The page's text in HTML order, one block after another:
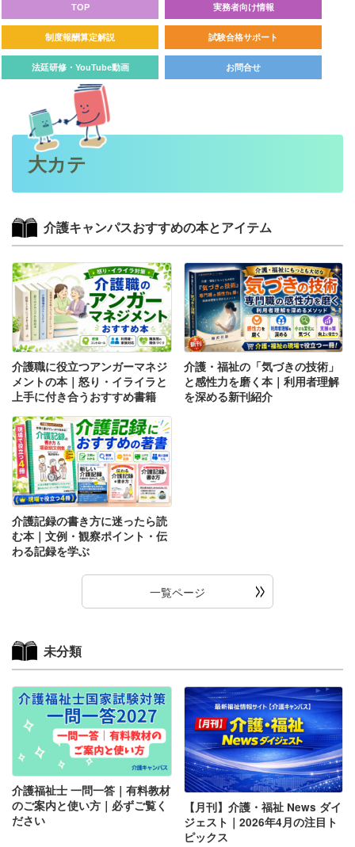
TOP 実務者向け情報
制度報酬算定解説 試験合格サポート
法廷研修・YouTube動画 お問合せ
大カテ
介護キャンパスおすすめの本とアイテム
介護職に役立つアンガーマネジ
メントの本｜怒り・イライラと
上手に付き合うおすすめ書籍
介護・福祉の「気づきの技術」
と感性力を磨く本｜利用者理解
を深める新刊紹介
介護記録の書き方に迷ったら読
む本｜文例・観察ポイント・伝
わる記録を学ぶ
一覧ページ
未分類
介護福祉士 一問一答｜有料教材
のご案内と使い方｜必ずご覧く
ださい
【月刊】介護・福祉 News ダイ
ジェスト｜2026年4月の注目ト
ピックス